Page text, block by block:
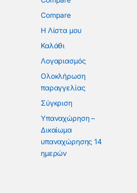
Compare
Η Λίστα μου
Καλάθι
Λογαριασμός
Ολοκλήρωση
παραγγελίας
Σύγκριση
Υπαναχώρηση –
Δικαίωμα
υπαναχώρησης 14
ημερών